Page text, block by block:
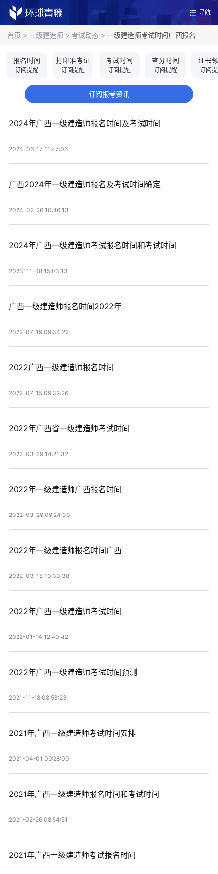
导航
首页 > 一级建造师 > 考试动态 > 一级建造师考试时间广西报名
报名时间
订阅提醒
打印准考证
订阅提醒
考试时间
订阅提醒
查分时间
订阅提醒
证书
订阅
订阅报考资讯
2024年广西一级建造师报名时间及考试时间
2024-06-17 11:47:06
广西2024年一级建造师报名及考试时间确定
2024-02-26 10:46:13
2024年广西一级建造师考试报名时间和考试时间
2023-11-08 15:03:13
广西一级建造师报名时间2022年
2022-07-19 09:34:22
2022广西一级建造师报名时间
2022-07-15 09:32:26
2022年广西省一级建造师考试时间
2022-03-29 14:21:32
2022年一级建造师广西报名时间
2022-03-29 09:24:30
2022年一级建造师报名时间广西
2022-03-15 10:30:38
2022年广西一级建造师考试时间
2022-01-14 12:40:42
2022年广西一级建造师考试时间预测
2021-11-18 08:53:23
2021年广西一级建造师考试时间安排
2021-04-01 09:28:00
2021年广西一级建造师报名时间和考试时间
2021-02-26 08:54:51
2021年广西一级建造师考试报名时间